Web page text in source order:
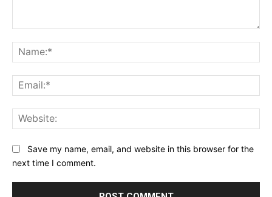
Save my name, email, and website in this browser for the
next time I comment.